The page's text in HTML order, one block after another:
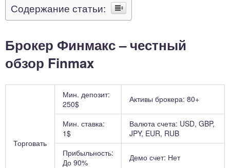
Содержание статьи:
Брокер Финмакс – честный
обзор Finmax
Торговать
Мин. депозит:
250$
Активы брокера: 80+
Мин. ставка:
1$
Валюта счета: USD, GBP,
JPY, EUR, RUB
Прибыльность:
До 90%
Демо счет: Нет